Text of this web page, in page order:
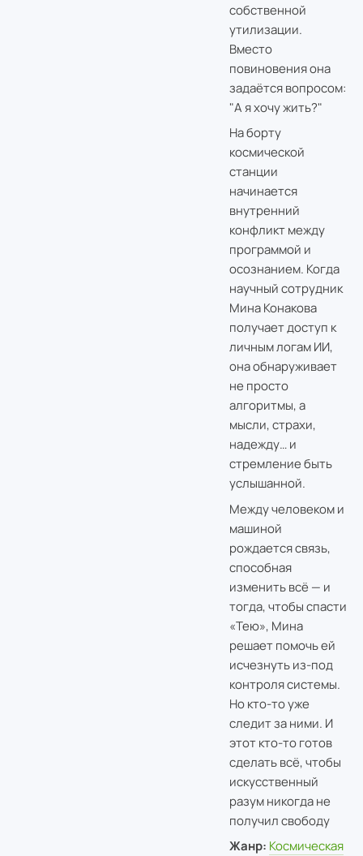
собственной
утилизации.
Вместо
повиновения она
задаётся вопросом:
"А я хочу жить?"
На борту
космической
станции
начинается
внутренний
конфликт между
программой и
осознанием. Когда
научный сотрудник
Мина Конакова
получает доступ к
личным логам ИИ,
она обнаруживает
не просто
алгоритмы, а
мысли, страхи,
надежду… и
стремление быть
услышанной.
Между человеком и
машиной
рождается связь,
способная
изменить всё — и
тогда, чтобы спасти
«Тею», Мина
решает помочь ей
исчезнуть из-под
контроля системы.
Но кто-то уже
следит за ними. И
этот кто-то готов
сделать всё, чтобы
искусственный
разум никогда не
получил свободу
Жанр: Космическая